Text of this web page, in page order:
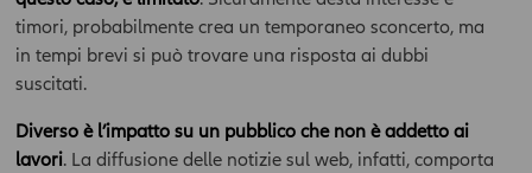
timori, probabilmente crea un temporaneo sconcerto, ma
in tempi brevi si può trovare una risposta ai dubbi
suscitati.
Diverso è l’impatto su un pubblico che non è addetto ai
lavori. La diffusione delle notizie sul web, infatti, comporta